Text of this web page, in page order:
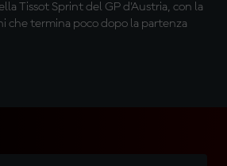
Tissot Sprint del GP d'Austria, con la
che termina poco dopo la partenza